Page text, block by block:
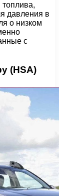
давления в
о низком
с
(HSA)